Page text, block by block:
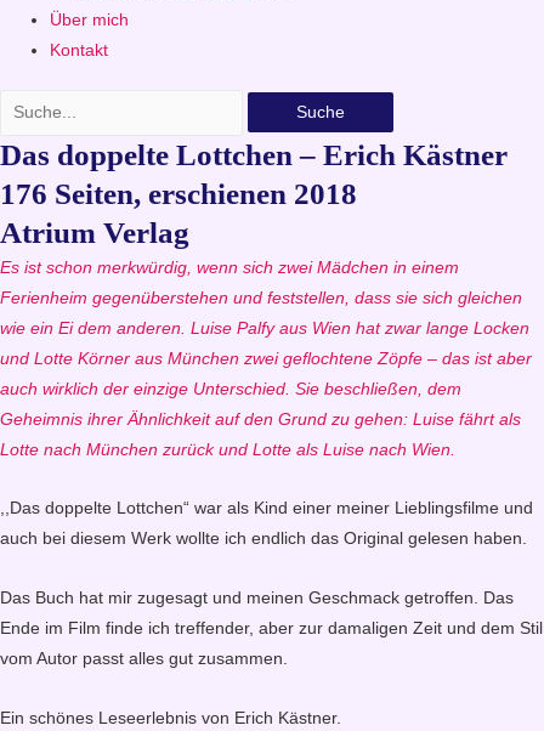
Über mich
Kontakt
Suche
Das doppelte Lottchen – Erich Kästner
176 Seiten, erschienen 2018
Atrium Verlag
Es ist schon merkwürdig, wenn sich zwei Mädchen in einem
Ferienheim gegenüberstehen und feststellen, dass sie sich gleichen
wie ein Ei dem anderen. Luise Palfy aus Wien hat zwar lange Locken
und Lotte Körner aus München zwei geflochtene Zöpfe – das ist aber
auch wirklich der einzige Unterschied. Sie beschließen, dem
Geheimnis ihrer Ähnlichkeit auf den Grund zu gehen: Luise fährt als
Lotte nach München zurück und Lotte als Luise nach Wien.
,,Das doppelte Lottchen“ war als Kind einer meiner Lieblingsfilme und
auch bei diesem Werk wollte ich endlich das Original gelesen haben.
Das Buch hat mir zugesagt und meinen Geschmack getroffen. Das
Ende im Film finde ich treffender, aber zur damaligen Zeit und dem Stil
vom Autor passt alles gut zusammen.
Ein schönes Leseerlebnis von Erich Kästner.